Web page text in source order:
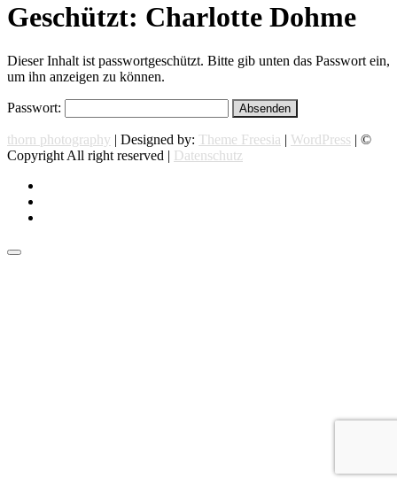
Geschützt: Charlotte Dohme
Dieser Inhalt ist passwortgeschützt. Bitte gib unten das Passwort ein,
um ihn anzeigen zu können.
Passwort:
thorn photography | Designed by: Theme Freesia | WordPress | ©
Copyright All right reserved | Datenschutz